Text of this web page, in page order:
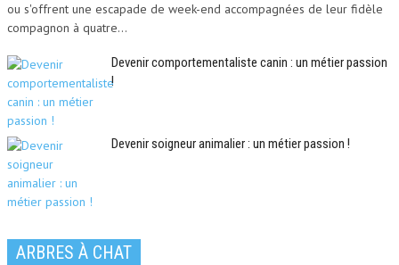
ou s'offrent une escapade de week-end accompagnées de leur fidèle
compagnon à quatre...
Devenir comportementaliste canin : un métier passion
!
Devenir soigneur animalier : un métier passion !
ARBRES À CHAT